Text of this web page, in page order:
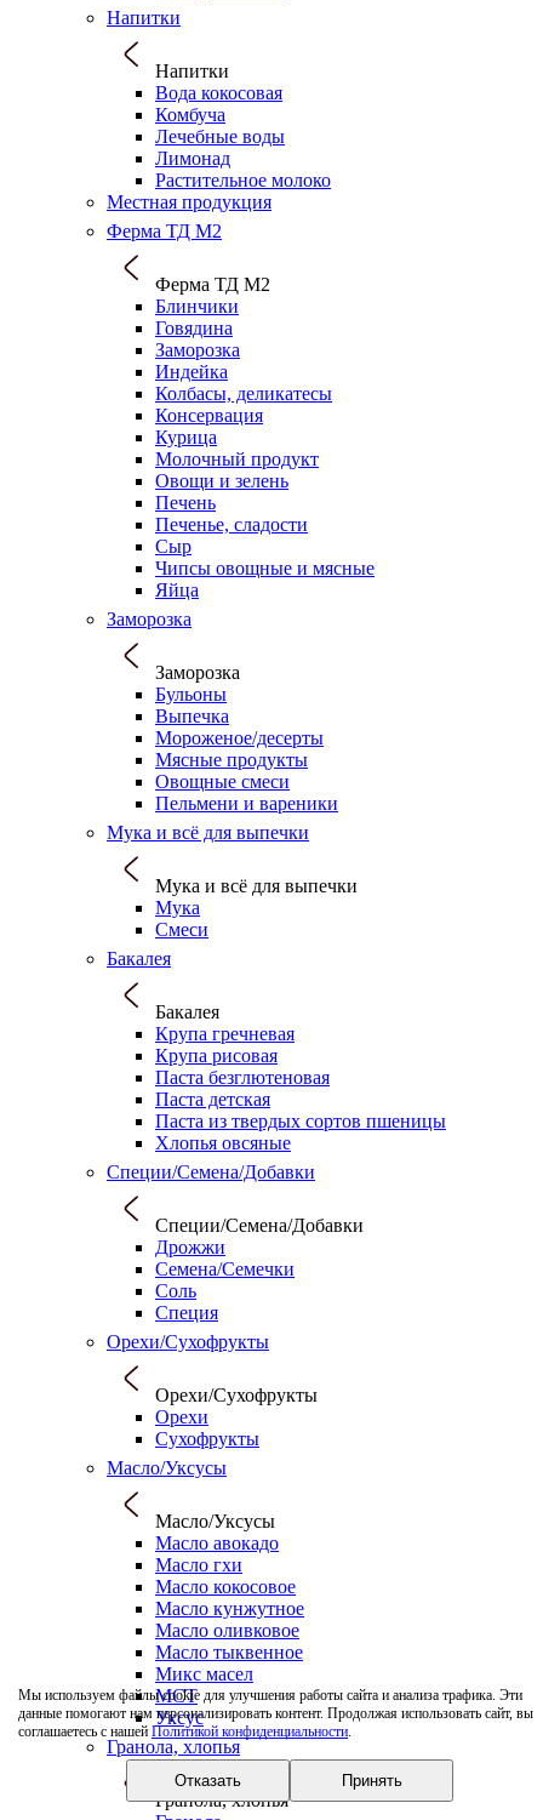
Мы используем файлы cookie для улучшения работы сайта и анализа трафика. Эти
данные помогают нам персонализировать контент. Продолжая использовать сайт, вы
соглашаетесь с нашей Политикой конфиденциальности.
Отказать Принять
Напитки
Напитки
Вода кокосовая
Комбуча
Лечебные воды
Лимонад
Растительное молоко
Местная продукция
Ферма ТД М2
Ферма ТД М2
Блинчики
Говядина
Заморозка
Индейка
Колбасы, деликатесы
Консервация
Курица
Молочный продукт
Овощи и зелень
Печень
Печенье, сладости
Сыр
Чипсы овощные и мясные
Яйца
Заморозка
Заморозка
Бульоны
Выпечка
Мороженое/десерты
Мясные продукты
Овощные смеси
Пельмени и вареники
Мука и всё для выпечки
Мука и всё для выпечки
Мука
Смеси
Бакалея
Бакалея
Крупа гречневая
Крупа рисовая
Паста безглютеновая
Паста детская
Паста из твердых сортов пшеницы
Хлопья овсяные
Специи/Семена/Добавки
Специи/Семена/Добавки
Дрожжи
Семена/Семечки
Соль
Специя
Орехи/Сухофрукты
Орехи/Сухофрукты
Орехи
Сухофрукты
Масло/Уксусы
Масло/Уксусы
Масло авокадо
Масло гхи
Масло кокосовое
Масло кунжутное
Масло оливковое
Масло тыквенное
Микс масел
МСТ
Уксус
Гранола, хлопья
Гранола, хлопья